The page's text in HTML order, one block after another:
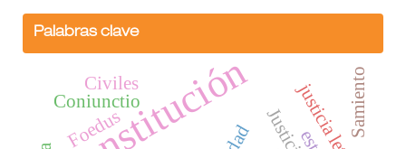
Palabras clave
Foedus
Coniunctio
Civiles Samiento